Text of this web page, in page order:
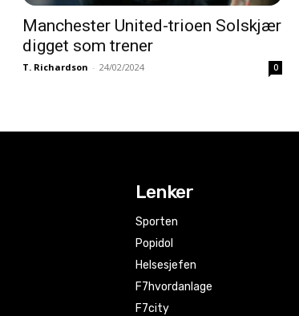
Manchester United-trioen Solskjær
digget som trener
T. Richardson - 24/02/2024 0
Lenker
Sporten
Popidol
Helsesjefen
F7hvordanlage
F7city